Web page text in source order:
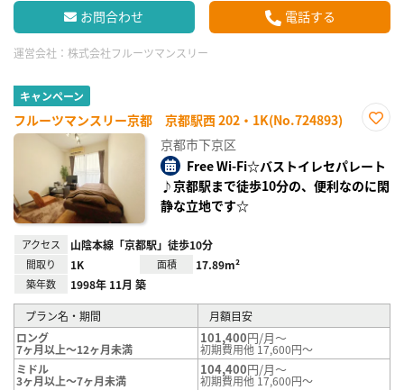
お問合わせ 電話する
運営会社： 株式会社フルーツマンスリー
キャンペーン
フルーツマンスリー京都 京都駅西 202・1K(No.724893)
り登
録
京都市下京区
Free Wi-Fi☆バストイレセパレート
♪京都駅まで徒歩10分の、便利なのに閑
静な立地です☆
アクセス 山陰本線「京都駅」徒歩10分
間取り 1K 面積 17.89m²
築年数 1998年 11月 築
プラン名・期間
月額目安
ロング
7ヶ月以上～12ヶ月未満
101,400円/月～
初期費用他 17,600円～
ミドル
3ヶ月以上～7ヶ月未満
104,400円/月～
初期費用他 17,600円～